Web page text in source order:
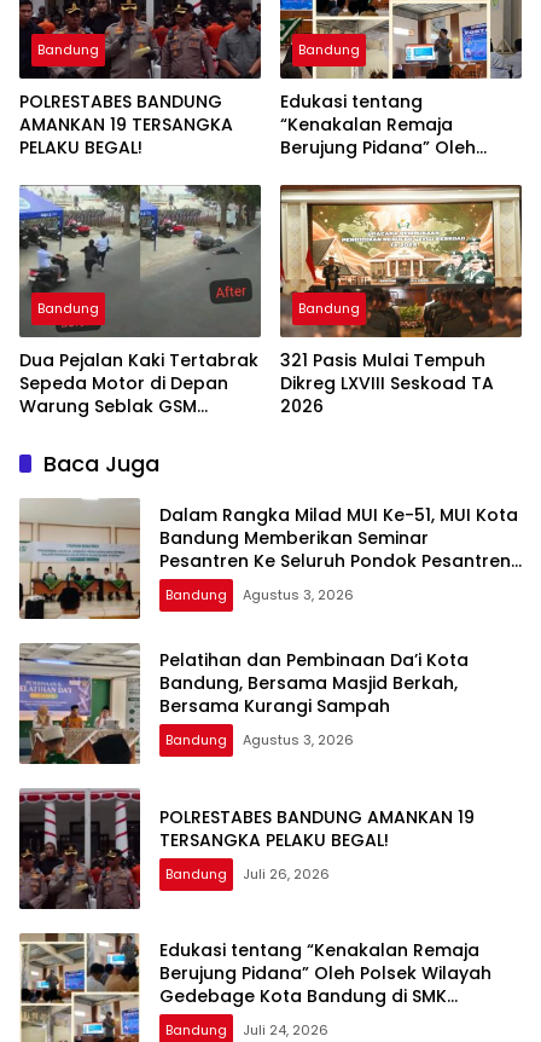
Bandung
POLRESTABES BANDUNG
AMANKAN 19 TERSANGKA
PELAKU BEGAL!
Bandung
Edukasi tentang
“Kenakalan Remaja
Berujung Pidana” Oleh
Kota Bandung di SMK
Muhammadiyah 3
Bandung
Bandung
Dua Pejalan Kaki Tertabrak
Sepeda Motor di Depan
Warung Seblak GSM
Sempat Mengalami Kejang
Bandung
321 Pasis Mulai Tempuh
Dikreg LXVIII Seskoad TA
2026
Baca Juga
Dalam Rangka Milad MUI Ke-51, MUI Kota
Bandung Memberikan Seminar
Pesantren Ke Seluruh Pondok Pesantren
di Kota Bandung
Bandung Agustus 3, 2026
Pelatihan dan Pembinaan Da’i Kota
Bandung, Bersama Masjid Berkah,
Bersama Kurangi Sampah
Bandung Agustus 3, 2026
POLRESTABES BANDUNG AMANKAN 19
TERSANGKA PELAKU BEGAL!
Bandung Juli 26, 2026
Edukasi tentang “Kenakalan Remaja
Berujung Pidana” Oleh Polsek Wilayah
Gedebage Kota Bandung di SMK
Muhammadiyah 3 Bandung
Bandung Juli 24, 2026